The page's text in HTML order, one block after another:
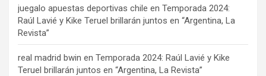
juegalo apuestas deportivas chile en Temporada 2024:
Raúl Lavié y Kike Teruel brillarán juntos en “Argentina, La
Revista”
real madrid bwin en Temporada 2024: Raúl Lavié y Kike
Teruel brillarán juntos en “Argentina, La Revista”